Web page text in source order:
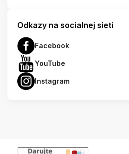
Odkazy na socialnej sieti
Facebook
YouTube
Instagram